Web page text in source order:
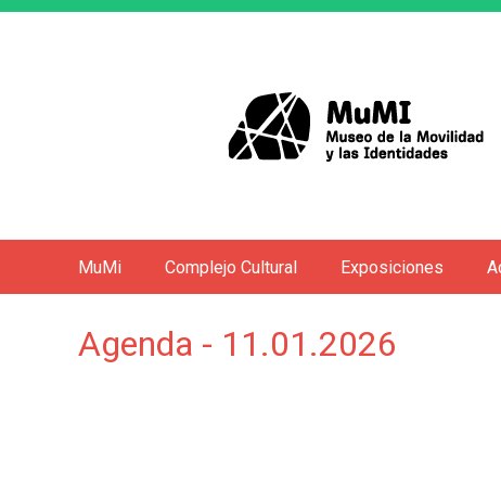
Agenda - 11.01.2026
n
MuMi Complejo Cultural Exposiciones